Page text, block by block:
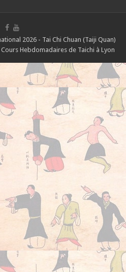
2026 - Tai Chi Chuan (Taiji Quan)
Hebdomadaires de Taichi à Lyon